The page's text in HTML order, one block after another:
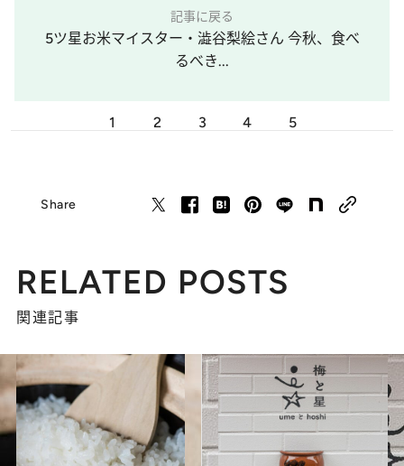
記事に戻る
5ツ星お米マイスター・澁谷梨絵さん 今秋、食べ
るべき...
1 2 3 4 5
Share
RELATED POSTS
関連記事